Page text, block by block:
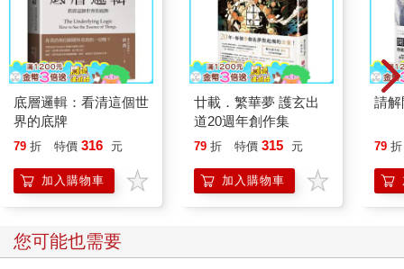
底層邏輯：看清這個世
界的底牌
79 折 特價 316 元
加入購物車
廿載．繁華夢 護玄出
道20週年創作集
79 折 特價 315 元
加入購物車
請解
79 折
您可能也需要